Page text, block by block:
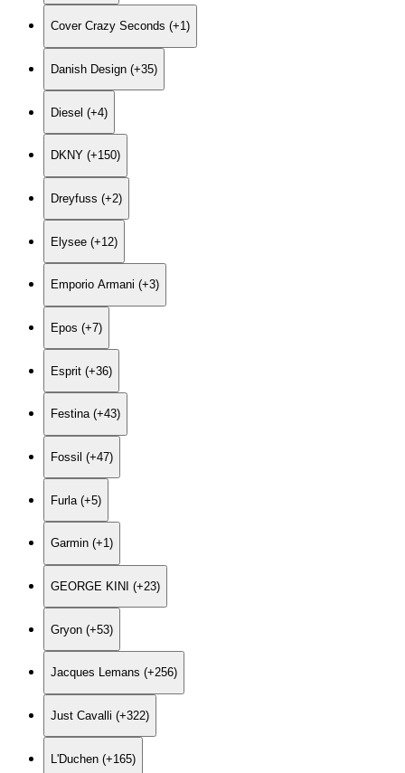
Cover Crazy Seconds (+1)
Danish Design (+35)
Diesel (+4)
DKNY (+150)
Dreyfuss (+2)
Elysee (+12)
Emporio Armani (+3)
Epos (+7)
Esprit (+36)
Festina (+43)
Fossil (+47)
Furla (+5)
Garmin (+1)
GEORGE KINI (+23)
Gryon (+53)
Jacques Lemans (+256)
Just Cavalli (+322)
L'Duchen (+165)